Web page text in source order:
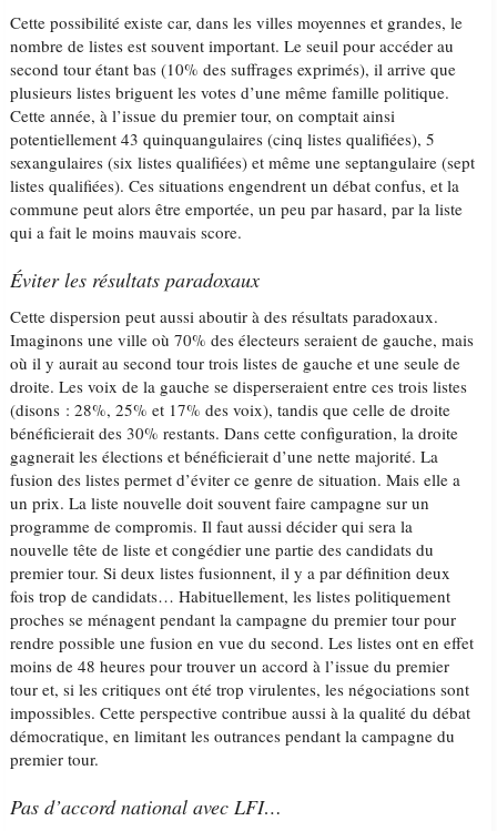
Cette possibilité existe car, dans les villes moyennes et grandes, le
nombre de listes est souvent important. Le seuil pour accéder au
second tour étant bas (10% des suffrages exprimés), il arrive que
plusieurs listes briguent les votes d’une même famille politique.
Cette année, à l’issue du premier tour, on comptait ainsi
potentiellement 43 quinquangulaires (cinq listes qualifiées), 5
sexangulaires (six listes qualifiées) et même une septangulaire (sept
listes qualifiées). Ces situations engendrent un débat confus, et la
commune peut alors être emportée, un peu par hasard, par la liste
qui a fait le moins mauvais score.
Éviter les résultats paradoxaux
Cette dispersion peut aussi aboutir à des résultats paradoxaux.
Imaginons une ville où 70% des électeurs seraient de gauche, mais
où il y aurait au second tour trois listes de gauche et une seule de
droite. Les voix de la gauche se disperseraient entre ces trois listes
(disons : 28%, 25% et 17% des voix), tandis que celle de droite
bénéficierait des 30% restants. Dans cette configuration, la droite
gagnerait les élections et bénéficierait d’une nette majorité. La
fusion des listes permet d’éviter ce genre de situation. Mais elle a
un prix. La liste nouvelle doit souvent faire campagne sur un
programme de compromis. Il faut aussi décider qui sera la
nouvelle tête de liste et congédier une partie des candidats du
premier tour. Si deux listes fusionnent, il y a par définition deux
fois trop de candidats… Habituellement, les listes politiquement
proches se ménagent pendant la campagne du premier tour pour
rendre possible une fusion en vue du second. Les listes ont en effet
moins de 48 heures pour trouver un accord à l’issue du premier
tour et, si les critiques ont été trop virulentes, les négociations sont
impossibles. Cette perspective contribue aussi à la qualité du débat
démocratique, en limitant les outrances pendant la campagne du
premier tour.
Pas d’accord national avec LFI…